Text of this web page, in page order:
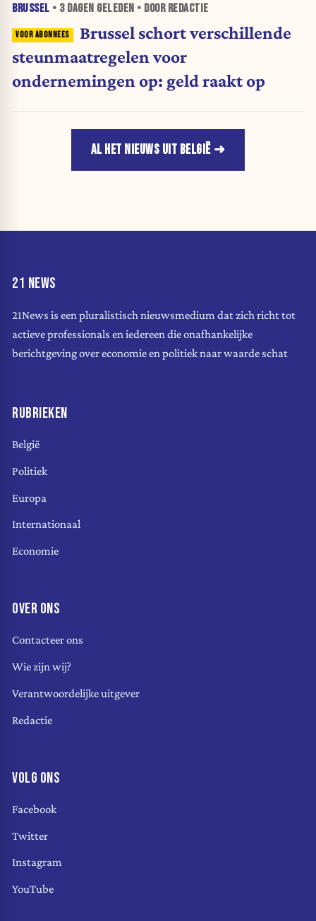
BRUSSEL • 3 DAGEN GELEDEN • DOOR REDACTIE
Brussel schort verschillende
steunmaatregelen voor
ondernemingen op: geld raakt op
AL HET NIEUWS UIT BELGIË
21 NEWS
21News is een pluralistisch nieuwsmedium dat zich richt tot
actieve professionals en iedereen die onafhankelijke
berichtgeving over economie en politiek naar waarde schat
RUBRIEKEN
België
Politiek
Europa
Internationaal
Economie
OVER ONS
Contacteer ons
Wie zijn wij?
Verantwoordelijke uitgever
Redactie
VOLG ONS
Facebook
Twitter
Instagram
YouTube